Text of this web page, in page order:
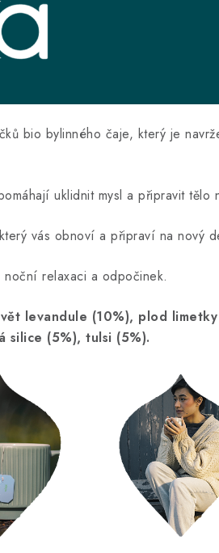
bio bylinného čaje, který je
uklidnit mysl a připravit tělo
vás obnoví a připraví na nový
relaxaci a odpočinek.
levandule (10%), plod
silice (5%),tulsi (5%).